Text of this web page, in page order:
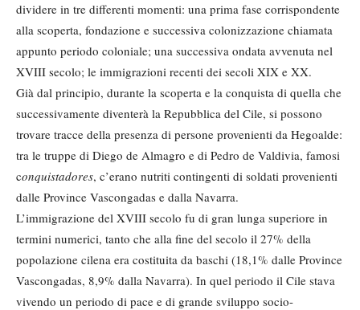
dividere in tre differenti momenti: una prima fase corrispondente
alla scoperta, fondazione e successiva colonizzazione chiamata
appunto periodo coloniale; una successiva ondata avvenuta nel
XVIII secolo; le immigrazioni recenti dei secoli XIX e XX.
Già dal principio, durante la scoperta e la conquista di quella che
successivamente diventerà la Repubblica del Cile, si possono
trovare tracce della presenza di persone provenienti da Hegoalde:
tra le truppe di Diego de Almagro e di Pedro de Valdivia, famosi
conquistadores, c’erano nutriti contingenti di soldati provenienti
dalle Province Vascongadas e dalla Navarra.
L’immigrazione del XVIII secolo fu di gran lunga superiore in
termini numerici, tanto che alla fine del secolo il 27% della
popolazione cilena era costituita da baschi (18,1% dalle Province
Vascongadas, 8,9% dalla Navarra). In quel periodo il Cile stava
vivendo un periodo di pace e di grande sviluppo socio-